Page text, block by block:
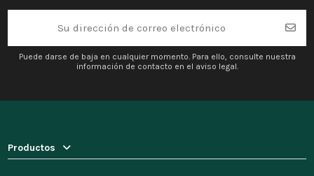
Puede darse de baja en cualquier momento. Para ello, consulte nuestra
información de contacto en el aviso legal.
Productos